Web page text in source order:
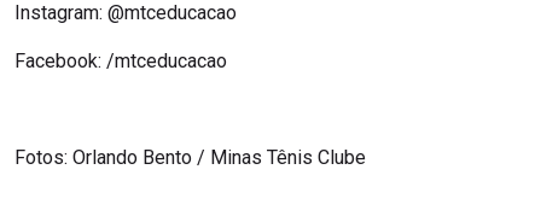
Instagram: @mtceducacao
Facebook: /mtceducacao
Fotos: Orlando Bento / Minas Tênis Clube